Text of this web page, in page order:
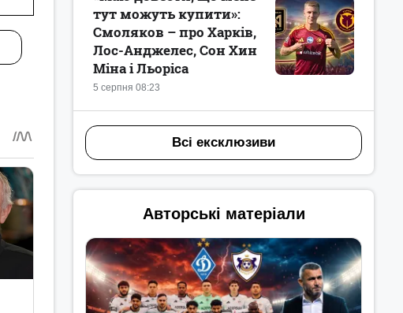
5 серпня 08:23
тут можуть купити»:
Смоляков – про Харків,
Лос-Анджелес, Сон Хин
Міна і Льоріса
Всі ексклюзиви
Авторські матеріали